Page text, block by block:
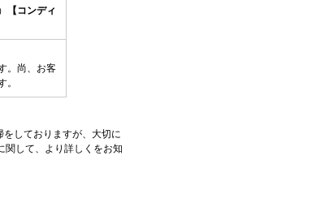
【コンディ
。尚、お客
。
しておりますが、大切に
関して、より詳しくをお知